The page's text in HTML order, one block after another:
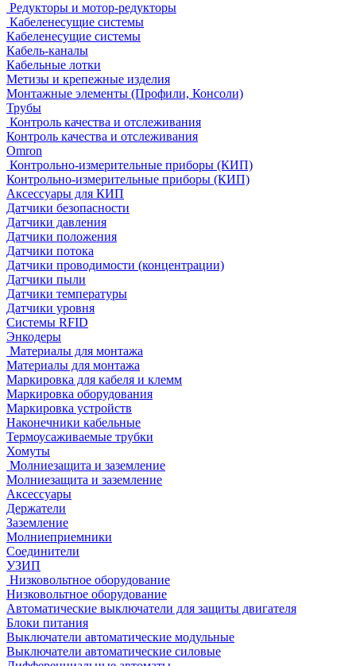
Редукторы и мотор-редукторы
Кабеленесущие системы
Кабеленесущие системы
Кабель-каналы
Кабельные лотки
Метизы и крепежные изделия
Монтажные элементы (Профили, Консоли)
Трубы
Контроль качества и отслеживания
Контроль качества и отслеживания
Omron
Контрольно-измерительные приборы (КИП)
Контрольно-измерительные приборы (КИП)
Аксессуары для КИП
Датчики безопасности
Датчики давления
Датчики положения
Датчики потока
Датчики проводимости (концентрации)
Датчики пыли
Датчики температуры
Датчики уровня
Системы RFID
Энкодеры
Материалы для монтажа
Материалы для монтажа
Маркировка для кабеля и клемм
Маркировка оборудования
Маркировка устройств
Наконечники кабельные
Термоусаживаемые трубки
Хомуты
Молниезащита и заземление
Молниезащита и заземление
Аксессуары
Держатели
Заземление
Молниеприемники
Соединители
УЗИП
Низковольтное оборудование
Низковольтное оборудование
Автоматические выключатели для защиты двигателя
Блоки питания
Выключатели автоматические модульные
Выключатели автоматические силовые